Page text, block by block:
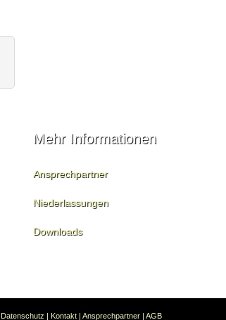
Mehr Informationen
Ansprechpartner
Niederlassungen
Downloads
Datenschutz | Kontakt | Ansprechpartner | AGB